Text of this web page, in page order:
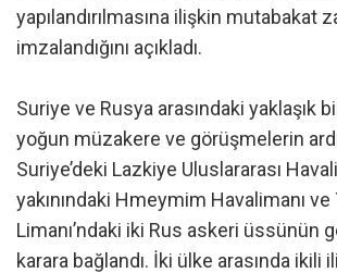
yapılandırılmasına ilişkin mutabakat
imzalandığını açıkladı.
Suriye ve Rusya arasındaki yaklaşık
yoğun müzakere ve görüşmelerin
Suriye’deki Lazkiye Uluslararası
yakınındaki Hmeymim Havalimanı
Limanı’ndaki iki Rus askeri üssünün
karara bağlandı. İki ülke arasında ikili